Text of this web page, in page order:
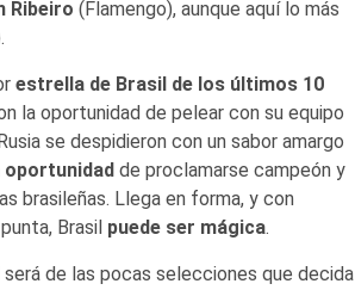
Ribeiro (Flamengo), aunque aquí lo más
estrella de Brasil de los últimos 10
la oportunidad de pelear con su equipo
se despidieron con un sabor amargo
de proclamarse campeón y
brasileñas. Llega en forma, y con
Brasil puede ser mágica.
de las pocas selecciones que decida